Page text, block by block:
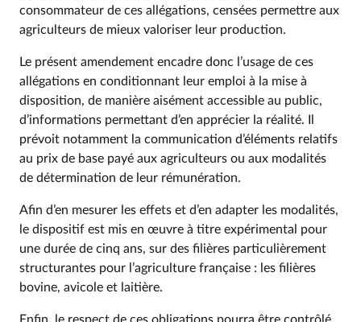
consommateur de ces allégations, censées permettre aux
agriculteurs de mieux valoriser leur production.
Le présent amendement encadre donc l’usage de ces
allégations en conditionnant leur emploi à la mise à
disposition, de manière aisément accessible au public,
d’informations permettant d’en apprécier la réalité. Il
prévoit notamment la communication d’éléments relatifs
au prix de base payé aux agriculteurs ou aux modalités
de détermination de leur rémunération.
Afin d’en mesurer les effets et d’en adapter les modalités,
le dispositif est mis en œuvre à titre expérimental pour
une durée de cinq ans, sur des filières particulièrement
structurantes pour l’agriculture française : les filières
bovine, avicole et laitière.